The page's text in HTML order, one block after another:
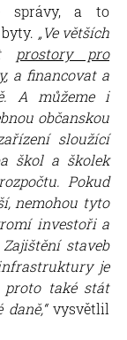
správy, a to
„Ve větších
prostory pro
, a financovat a
A můžeme i
občanskou
sloužící
škol a školek
Pokud
nemohou tyto
investoři a
staveb
je
proto také stát
vysvětlil